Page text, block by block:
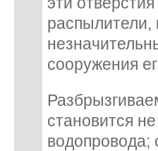
распылители,
сооружения
становится
водопровода;